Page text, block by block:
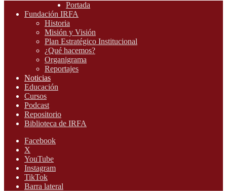
Portada
Fundación IRFA
Historia
Misión y Visión
Plan Estratégico Institucional
¿Qué hacemos?
Organigrama
Reportajes
Noticias
Educación
Cursos
Podcast
Repositorio
Biblioteca de IRFA
Facebook
X
YouTube
Instagram
TikTok
Barra lateral